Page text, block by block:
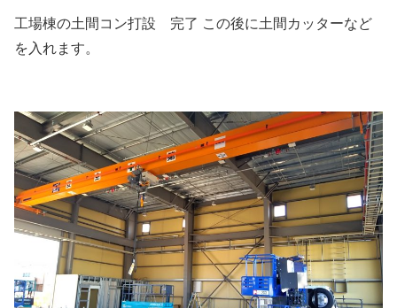
工場棟の土間コン打設 完了 この後に土間カッターなど
を入れます。